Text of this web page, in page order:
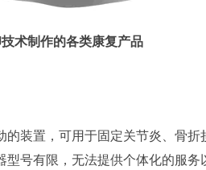
术制作的各类康复产品
装置，可用于固定关节炎、骨折
号有限，无法提供个体化的服务